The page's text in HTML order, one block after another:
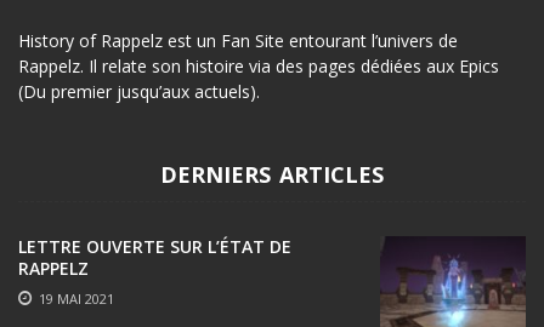
History of Rappelz est un Fan Site entourant l’univers de
Rappelz. Il relate son histoire via des pages dédiées aux Epics
(Du premier jusqu’aux actuels).
DERNIERS ARTICLES
LETTRE OUVERTE SUR L’ÉTAT DE
RAPPELZ
19 MAI 2021